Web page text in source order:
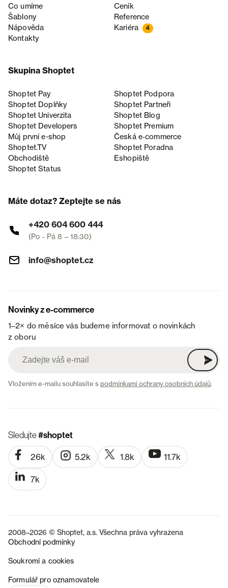
Co umíme
Ceník
Šablony
Reference
Nápověda
Kariéra 4
Kontakty
Skupina Shoptet
Shoptet Pay
Shoptet Podpora
Shoptet Doplňky
Shoptet Partneři
Shoptet Univerzita
Shoptet Blog
Shoptet Developers
Shoptet Premium
Můj první e-shop
Česká e‑commerce
Shoptet.TV
Shoptet Poradna
Obchodiště
Eshopiště
Shoptet Status
Máte dotaz? Zeptejte se nás
+420 604 600 444
(Po - Pá 8 – 18:30)
info@shoptet.cz
Novinky z e-commerce
1–2× do měsíce vás budeme informovat o novinkách
z oboru
Vložením e-mailu souhlasíte spodmínkami ochrany osobních údajů.
Sledujte#shoptet
26k 5.2k 1.8k 11.7k
7k
2008–2026 © Shoptet, a.s. Všechna práva vyhrazena
Obchodní podmínky
Soukromí a cookies
Formulář pro oznamovatele